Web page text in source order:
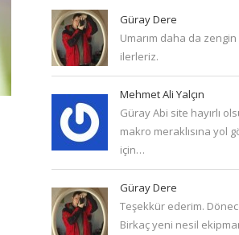
Güray Dere
Umarım daha da
ilerleriz.
Mehmet Ali Yalçın
Güray Abi site hayırlı
makro meraklısına yol
için…
Güray Dere
Teşekkür ederim.
Birkaç yeni nesil